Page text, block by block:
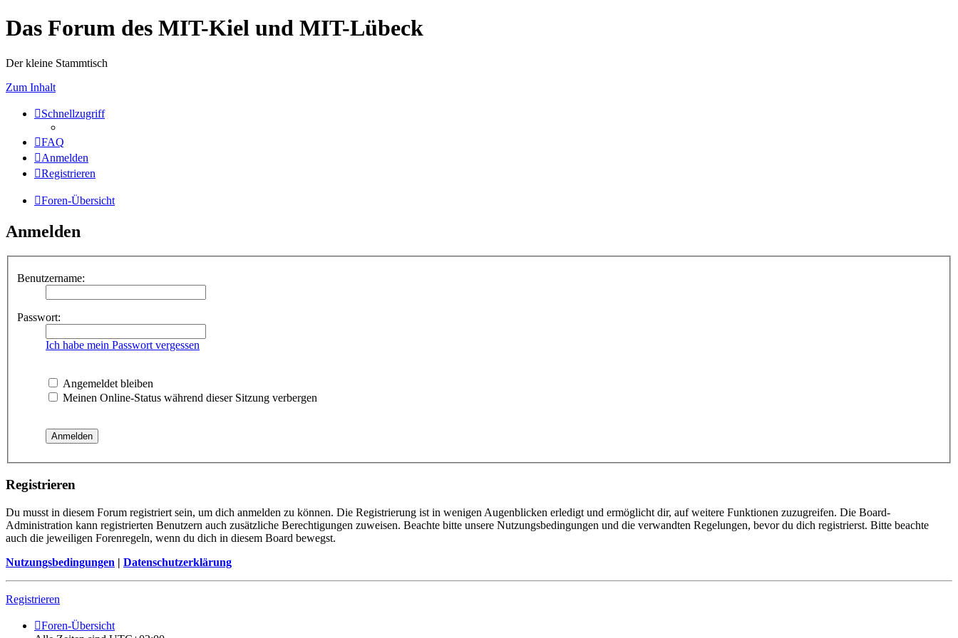
Das Forum des MIT-Kiel und MIT-Lübeck
Der kleine Stammtisch
Zum Inhalt
Schnellzugriff
FAQ
Anmelden
Registrieren
Foren-Übersicht
Anmelden
Benutzername:
Passwort:
Ich habe mein Passwort vergessen
Angemeldet bleiben
Meinen Online-Status während dieser Sitzung verbergen
Registrieren
Du musst in diesem Forum registriert sein, um dich anmelden zu können. Die Registrierung ist in wenigen Augenblicken erledigt und ermöglicht dir, auf weitere Funktionen zuzugreifen. Die Board-
Administration kann registrierten Benutzern auch zusätzliche Berechtigungen zuweisen. Beachte bitte unsere Nutzungsbedingungen und die verwandten Regelungen, bevor du dich registrierst. Bitte beachte
auch die jeweiligen Forenregeln, wenn du dich in diesem Board bewegst.
Nutzungsbedingungen | Datenschutzerklärung
Registrieren
Foren-Übersicht